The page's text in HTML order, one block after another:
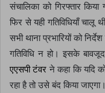
संचालिका को गिरफ्तार
फिर से यही गतिविधियाँ
सभी थाना प्रभारियों को
गतिविधि न हो। इसके
एएसपी टंवर ने कहा कि यदि
रहा है तो उसे बंद किया जाएगा।